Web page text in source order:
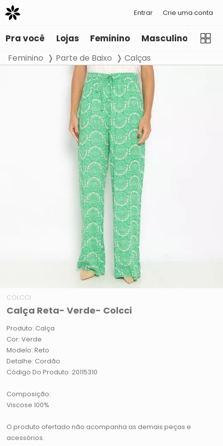
Entrar Crie uma conta
Pra você Lojas Feminino Masculino
Feminino Parte de Baixo Calças
COLCCI
Calça Reta- Verde- Colcci
Produto: Calça
Cor: Verde
Modelo: Reto
Detalhe: Cordão
Código Do Produto: 20115310
Composição:
Viscose 100%
O produto ofertado não acompanha as demais peças e
acessórios.